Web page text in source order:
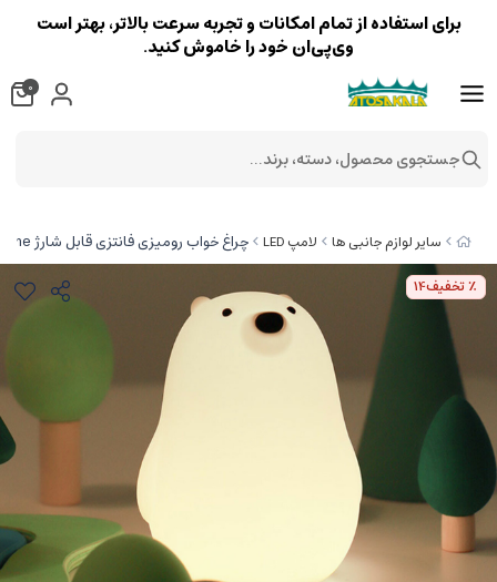
سایر لوازم جانبی ها لامپ LED چراغ خواب رومیزی فانتزی قابل شارژ MUID white bear pat lamp silicone
٪ تخفیف14
برای استفاده از تمام امکانات و تجربه سرعت بالاتر، بهتر است
وی‌پی‌ان خود را خاموش کنید.
0
جستجوی محصول، دسته، برند...